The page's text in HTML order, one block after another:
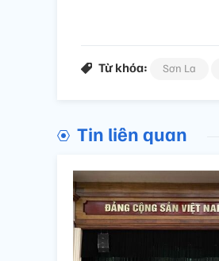
Từ khóa: Sơn La
Tin liên quan